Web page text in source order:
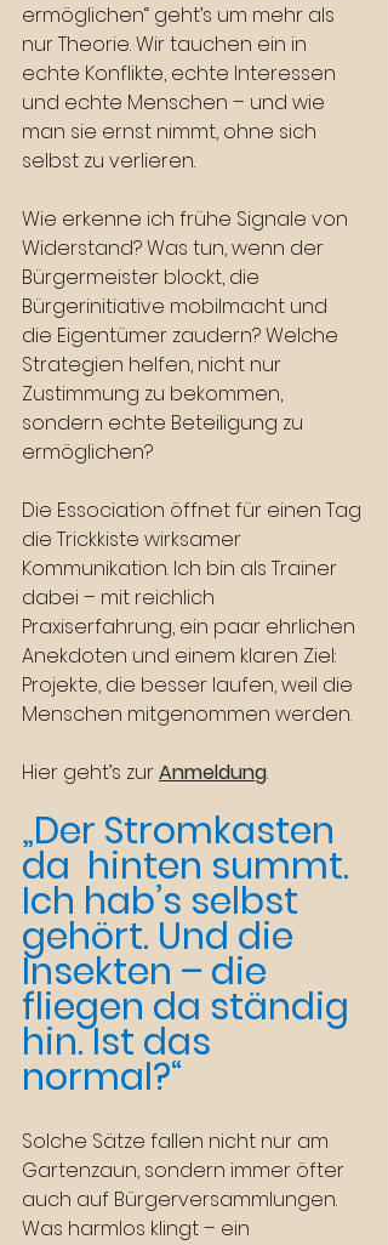
ermöglichen“ geht’s um mehr als
nur Theorie. Wir tauchen ein in
echte Konflikte, echte Interessen
und echte Menschen – und wie
man sie ernst nimmt, ohne sich
selbst zu verlieren.
Wie erkenne ich frühe Signale von
Widerstand? Was tun, wenn der
Bürgermeister blockt, die
Bürgerinitiative mobilmacht und
die Eigentümer zaudern? Welche
Strategien helfen, nicht nur
Zustimmung zu bekommen,
sondern echte Beteiligung zu
ermöglichen?
Die Essociation öffnet für einen Tag
die Trickkiste wirksamer
Kommunikation. Ich bin als Trainer
dabei – mit reichlich
Praxiserfahrung, ein paar ehrlichen
Anekdoten und einem klaren Ziel:
Projekte, die besser laufen, weil die
Menschen mitgenommen werden.
Hier geht’s zur Anmeldung.
„Der Stromkasten
da  hinten summt.
Ich hab’s selbst
gehört. Und die
Insekten – die
fliegen da ständig
hin. Ist das
normal?“
Solche Sätze fallen nicht nur am
Gartenzaun, sondern immer öfter
auch auf Bürgerversammlungen.
Was harmlos klingt – ein